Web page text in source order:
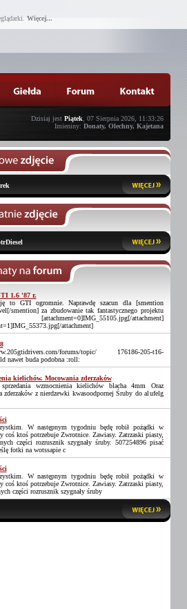
Więcej...
Dzisiaj jest Piątek , 07 Sierpnia 2026, 11:33:26
Imieniny: Donaty, Olechny, Kajetana
1.6 '87 r.
to GTI ogromnie. Naprawdę szacun dla [smention
smention] za zbudowanie tak fantastycznego projektu
attachment]
attachment]
forums/topic/ 176186-205-t16-
nawet buda podobna :roll:
kielichów. Mocowania zderzaków
wzmocnienia kielichów blacha 4mm Oraz
zderzaków z nierdzewki kwasoodpornej Śruby do alufelg
W następnym tygodniu będę robił pożądki w
coś ktoś potrzebuje Zwrotnice. Zawiasy. Zatrzaski piasty,
części rozrusznik szygnały śruby. 507254896 pisać
fotki na wotssapie c
W następnym tygodniu będę robił pożądki w
coś ktoś potrzebuje Zwrotnice. Zawiasy. Zatrzaski piasty,
części rozrusznik szygnały śruby